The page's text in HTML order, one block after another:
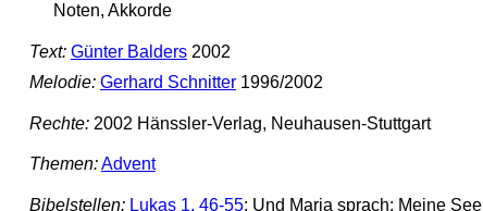
Noten, Akkorde
Text: Günter Balders2002
Melodie: Gerhard Schnitter1996/2002
Rechte:2002 Hänssler-Verlag, Neuhausen-Stuttgart
Themen:Advent
Bibelstellen: Lukas 1, 46-55: Und Maria sprach: Meine